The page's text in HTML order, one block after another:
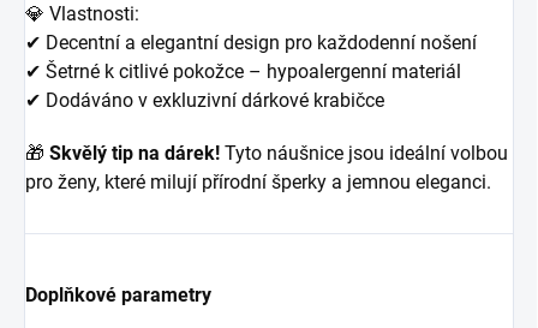
💎 Vlastnosti:
✔ Decentní a elegantní design pro každodenní nošení
✔ Šetrné k citlivé pokožce – hypoalergenní materiál
✔ Dodáváno v exkluzivní dárkové krabičce
🎁 Skvělý tip na dárek! Tyto náušnice jsou ideální volbou
pro ženy, které milují přírodní šperky a jemnou eleganci.
Doplňkové parametry